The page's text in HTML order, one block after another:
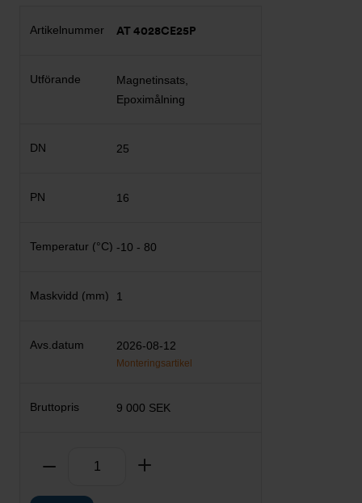
AT 4028CE25P
Magnetinsats,
Epoximålning
25
16
-10 - 80
1
2026-08-12
Monteringsartikel
9 000 SEK
Ta bort